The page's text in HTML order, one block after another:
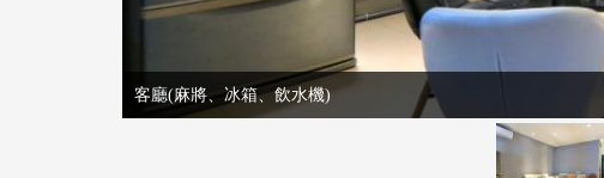
客廳(麻將、冰箱、飲水機)